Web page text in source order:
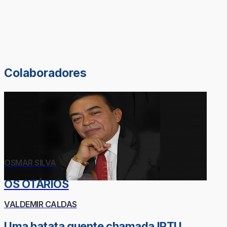
Colaboradores
OSMAR SILVA
OS OTÁRIOS
VALDEMIR CALDAS